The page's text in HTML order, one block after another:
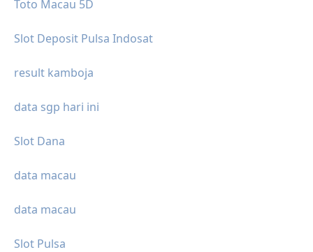
Toto Macau 5D
Slot Deposit Pulsa Indosat
result kamboja
data sgp hari ini
Slot Dana
data macau
data macau
Slot Pulsa